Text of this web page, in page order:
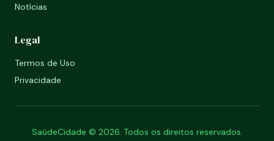
Notícias
Legal
Termos de Uso
Privacidade
SaúdeCidade © 2026. Todos os direitos reservados.